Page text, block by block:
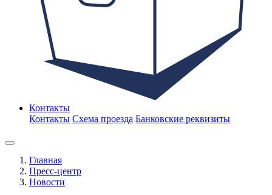
Контакты
Контакты Схема проезда Банковские реквизиты
Главная
Пресс-центр
Новости